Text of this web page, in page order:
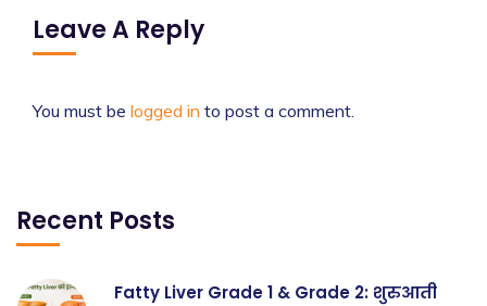
Leave A Reply
You must be logged in to post a comment.
Recent Posts
Fatty Liver Grade 1 & Grade 2: शुरुआती